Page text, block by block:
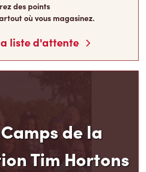
des points
où vous magasinez.
liste d'attente
de la
Tim Hortons